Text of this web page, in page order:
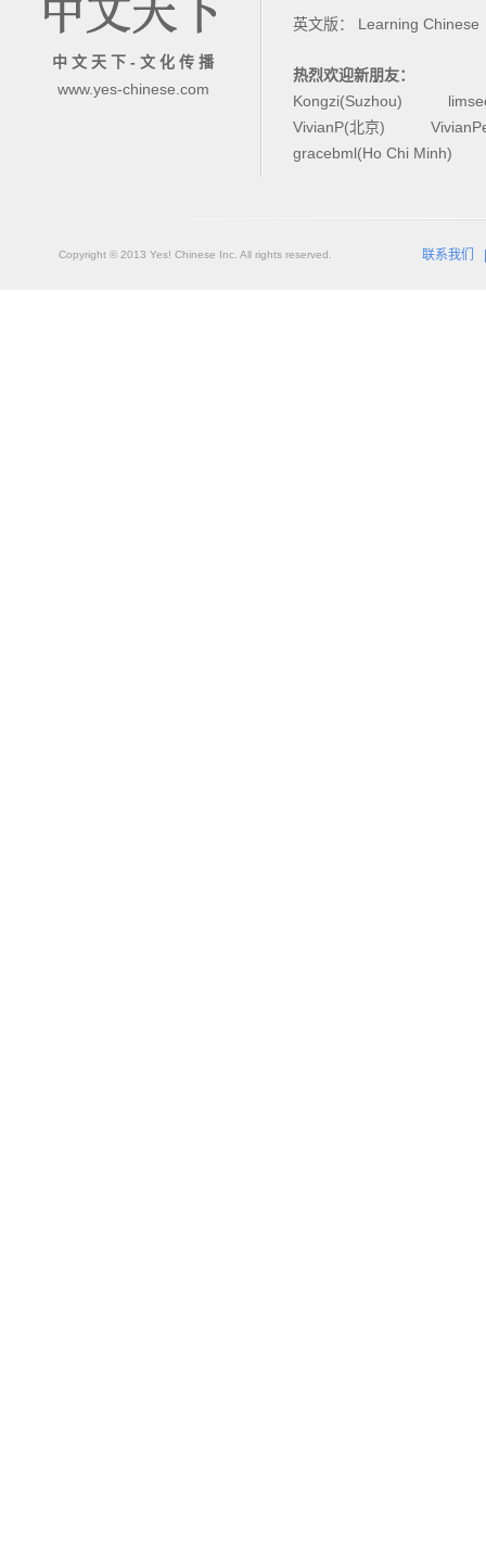
中 文 天 下 - 文 化 传 播
www.yes-chinese.com
英文版： Learning Chinese
热烈欢迎新朋友：
Kongzi(Suzhou)
VivianP(北京)
gracebml(Ho Chi Minh)
Copyright © 2013 Yes! Chinese Inc. All rights reserved. 联系我们